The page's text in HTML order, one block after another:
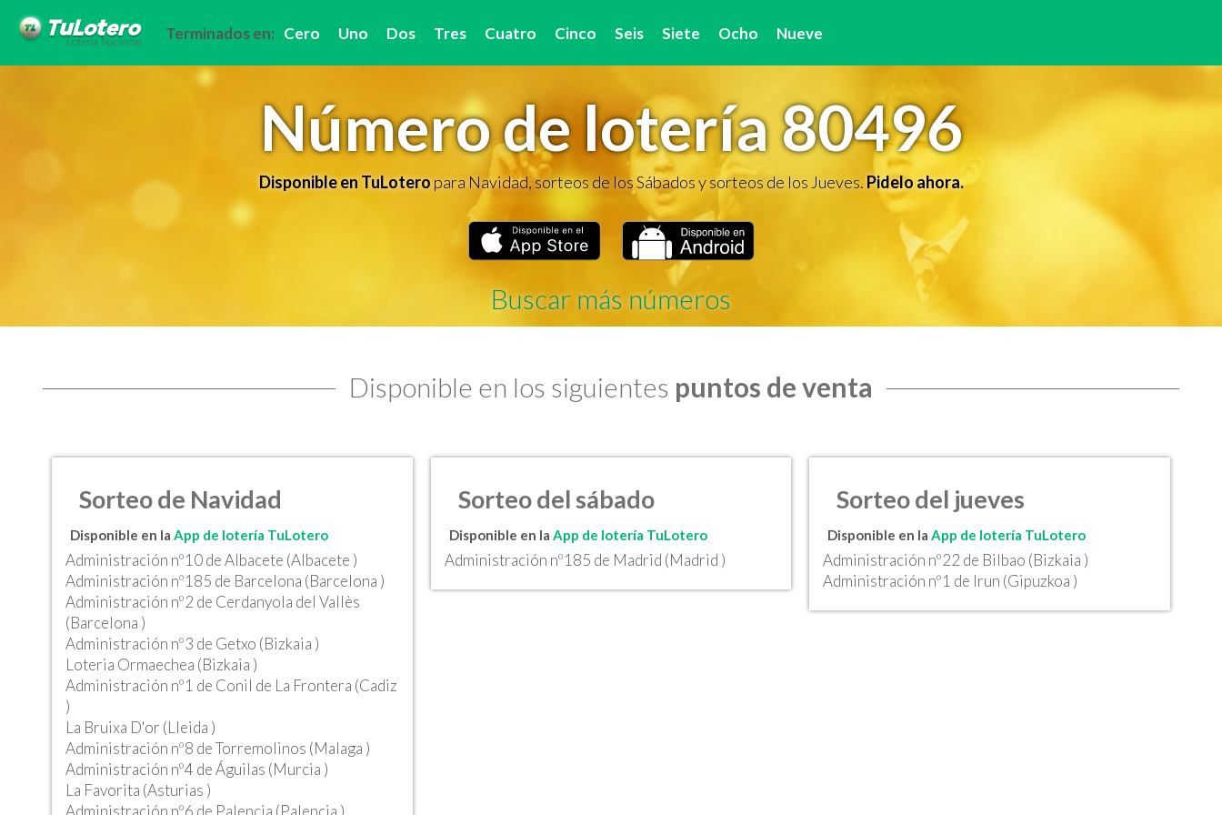
Terminados en: Cero Uno Dos Tres Cuatro Cinco Seis Siete Ocho Nueve
Número de lotería 80496
Disponible en TuLoteropara Navidad, sorteos de los Sábados y sorteos de los Jueves.Pidelo ahora.
Buscar más números
Disponible en los siguientes puntos de venta
Sorteo de Navidad
Disponible en la App de lotería TuLotero
Administración nº10 de Albacete (Albacete )
Administración nº185 de Barcelona (Barcelona )
Administración nº2 de Cerdanyola del Vallès
(Barcelona )
Administración nº3 de Getxo (Bizkaia )
Loteria Ormaechea (Bizkaia )
Administración nº1 de Conil de La Frontera (Cadiz
)
La Bruixa D'or (Lleida )
Administración nº8 de Torremolinos (Malaga )
Administración nº4 de Águilas (Murcia )
La Favorita (Asturias )
Administración nº6 de Palencia (Palencia )
Sorteo del sábado
Disponible en la App de lotería TuLotero
Administración nº185 de Madrid (Madrid )
Sorteo del jueves
Disponible en laApp de lotería TuLotero
Administración nº22 de Bilbao (Bizkaia )
Administración nº1 de Irun (Gipuzkoa )